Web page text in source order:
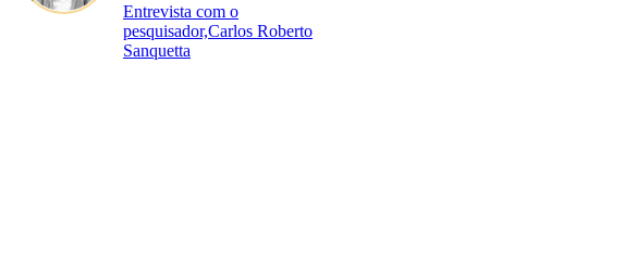
Entrevista com o
pesquisador,Carlos Roberto
Sanquetta